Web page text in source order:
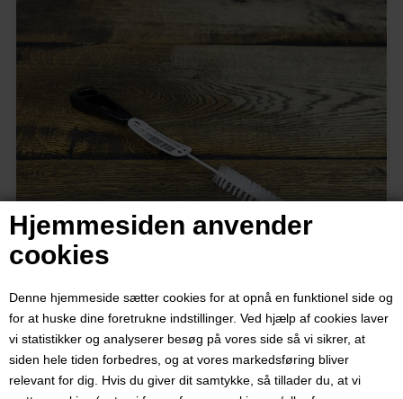
Hjemmesiden anvender
cookies
Denne hjemmeside sætter cookies for at opnå en funktionel side og
for at huske dine foretrukne indstillinger. Ved hjælp af cookies laver
vi statistikker og analyserer besøg på vores side så vi sikrer, at
siden hele tiden forbedres, og at vores markedsføring bliver
relevant for dig. Hvis du giver dit samtykke, så tillader du, at vi